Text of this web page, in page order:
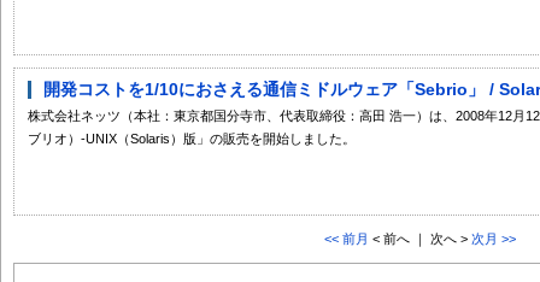
開発コストを1/10におさえる通信ミドルウェア「Sebrio」 /
株式会社ネッツ（本社：東京都国分寺市、代表取締役：高田 浩一）は、2008年12月
ブリオ）-UNIX（Solaris）版」の販売を開始しました。
<< 前月 < 前へ ｜ 次へ > 次月 >>